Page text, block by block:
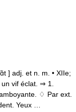
] adj. et n. m. • XIIe;
vif éclat. ⇒ 1.
♢ Par ext.
Yeux …